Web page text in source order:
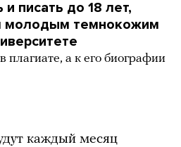
писать до 18 лет,
молодым темнокожим
плагиате, а к его биографии
каждый месяц